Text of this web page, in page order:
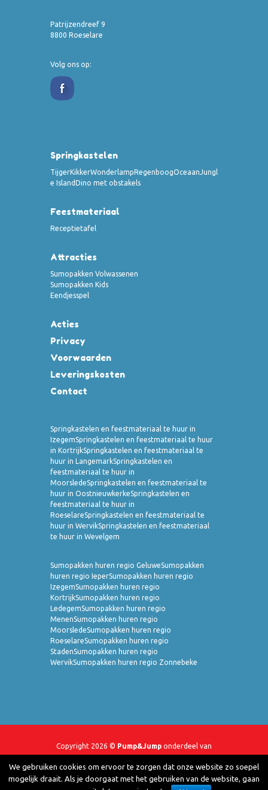
Patrijzendreef 9
8800 Roeselare
Volg ons op:
Springkastelen
TijgerKikkerWonderlamp RegenboogOceaanJungl
e Island Dino met obstakels
Feestmateriaal
Receptietafel
Attracties
Sumopakken Volwassenen
Sumopakken Kids
Eendjesspel
Acties
Privacy
Voorwaarden
Leveringskosten
Contact
Springkastelen en feestmateriaal te huur in
IzegemSpringkastelen en feestmateriaal te huur
in KortrijkSpringkastelen en feestmateriaal te
huur in LangemarkSpringkastelen en
feestmateriaal te huur in
MoorsledeSpringkastelen en feestmateriaal te
huur in OostnieuwkerkeSpringkastelen en
feestmateriaal te huur in
RoeselareSpringkastelen en feestmateriaal te
huur in WervikSpringkastelen en feestmateriaal
te huur in Wevelgem
Sumopakken huren regio GeluweSumopakken
huren regio IeperSumopakken huren regio
IzegemSumopakken huren regio
KortrijkSumopakken huren regio
LedegemSumopakken huren regio
MenenSumopakken huren regio
MoorsledeSumopakken huren regio
RoeselareSumopakken huren regio
StadenSumopakken huren regio
WervikSumopakken huren regio Zonnebeke
Copyright 2026 © Pump&Jump onderdeel van
JeHo-Projects BV - Webshop doorYMOW -
Algemene voorwaarden
We gebruiken cookies om ervoor te zorgen dat onze website zo soepel
mogelijk draait. Als je doorgaat met het gebruiken van de website, gaan